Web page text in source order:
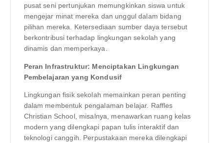
pusat seni pertunjukan memungkinkan siswa untuk
mengejar minat mereka dan unggul dalam bidang
pilihan mereka. Ketersediaan sumber daya tersebut
berkontribusi terhadap lingkungan sekolah yang
dinamis dan memperkaya.
Peran Infrastruktur: Menciptakan Lingkungan
Pembelajaran yang Kondusif
Lingkungan fisik sekolah memainkan peran penting
dalam membentuk pengalaman belajar. Raffles
Christian School, misalnya, menawarkan ruang kelas
modern yang dilengkapi papan tulis interaktif dan
teknologi canggih. Perpustakaan mereka dilengkapi